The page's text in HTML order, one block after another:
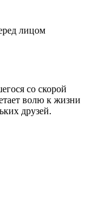
лицом
со скорой
волю к жизни
друзей.